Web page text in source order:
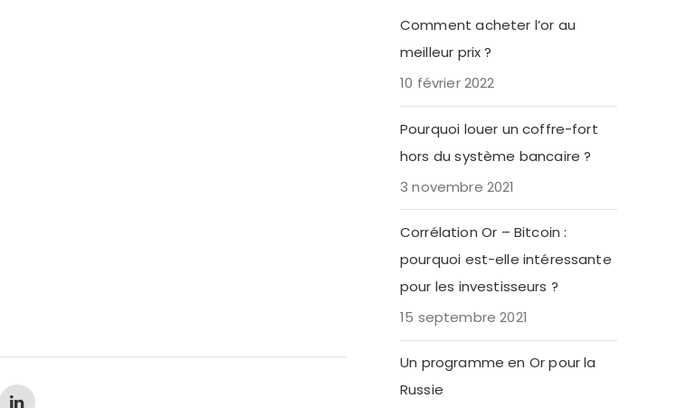
Comment acheter l’or au
meilleur prix ?
10 février 2022
Pourquoi louer un coffre-fort
hors du système bancaire ?
3 novembre 2021
Corrélation Or – Bitcoin :
pourquoi est-elle intéressante
pour les investisseurs ?
15 septembre 2021
Un programme en Or pour la
Russie